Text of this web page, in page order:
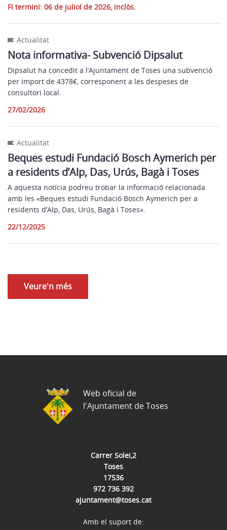
Fi termini: 06 de juliol de 2026, inclòs.
Actualitat
Nota informativa- Subvenció Dipsalut
Dipsalut ha concedit a l’Ajuntament de Toses una subvenció
per import de 4378€, corresponent a les despeses de
consultori local.
27/02/2026
Actualitat
Beques estudi Fundació Bosch Aymerich per
a residents d’Alp, Das, Urús, Bagà i Toses
A aquesta notícia podreu trobar la informació relacionada
amb les «Beques estudi Fundació Bosch Aymerich per a
residents d’Alp, Das, Urús, Bagà i Toses».
22/12/2025
Veure'n més
Carrer Solei,2
Toses
17536
972 736 392
ajuntament@toses.cat
Web oficial de
l'Ajuntament de Toses
Amb el suport de: